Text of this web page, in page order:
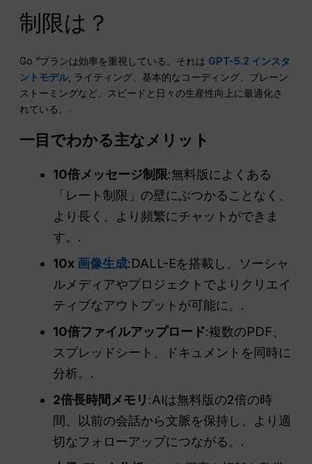
制限は？
Go “プランは効率を重視している。それは GPT-5.2 インスタ
ントモデル, ライティング、基本的なコーディング、ブレーン
ストーミングなど、スピードと日々の生産性向上に最適化さ
れている。.
一目でわかる主なメリット
10倍メッセージ制限:無料版によくある
「レート制限」の壁にぶつかることなく、
より長く、より頻繁にチャットができま
す。.
10x 画像生成:DALL-Eを搭載し、ソーシャ
ルメディアやプロジェクトでよりクリエイ
ティブなアウトプットが可能に。.
10倍ファイルアップロード:複数のPDF、
スプレッドシート、ドキュメントを同時に
分析。.
2倍長時間メモリ :AIは無料版の2倍の時
間、以前の会話から文脈を保持し、より適
切なフォローアップにつながる。.